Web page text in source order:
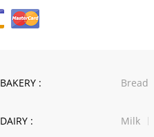
BAKERY : Bread
DAIRY : Milk